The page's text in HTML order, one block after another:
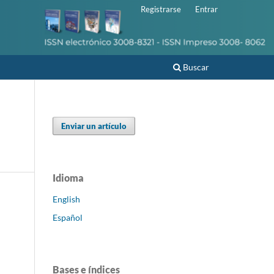
Buscar
Registrarse Entrar
Enviar un artículo
Idioma
English
Español
Bases e índices